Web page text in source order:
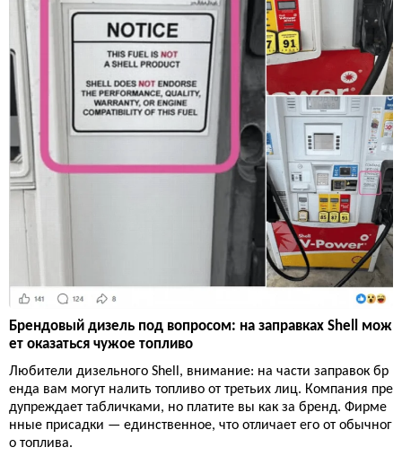
Брендовый дизель под вопросом: на заправках Shell мож
ет оказаться чужое топливо
Любители дизельного Shell, внимание: на части заправок бр
енда вам могут налить топливо от третьих лиц. Компания пре
дупреждает табличками, но платите вы как за бренд. Фирме
нные присадки — единственное, что отличает его от обычног
о топлива.